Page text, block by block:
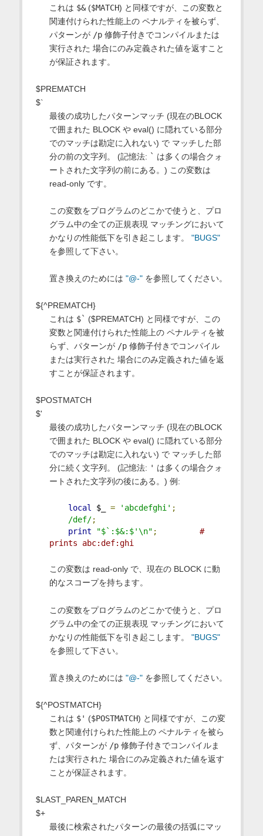
これは $&($MATCH) と同様ですが、この変数と
関連付けられた性能上の ペナルティを被らず、
パターンが /p修飾子付きでコンパイルまたは
実行された 場合にのみ定義された値を返すこと
が保証されます。
$PREMATCH
$`
最後の成功したパターンマッチ (現在のBLOCK
で囲まれた BLOCK や eval() に隠れている部分
でのマッチは勘定に入れない) で マッチした部
分の前の文字列。 (記憶法: ` は多くの場合クォ
ートされた文字列の前にある。) この変数は
read-only です。
この変数をプログラムのどこかで使うと、プロ
グラム中の全ての正規表現 マッチングにおいて
かなりの性能低下を引き起こします。 "BUGS"
を参照して下さい。
置き換えのためには "@-"を参照してください。
${^PREMATCH}
これは $` ($PREMATCH) と同様ですが、この
変数と関連付けられた性能上の ペナルティを被
らず、パターンが /p修飾子付きでコンパイル
または実行された 場合にのみ定義された値を返
すことが保証されます。
$POSTMATCH
$'
最後の成功したパターンマッチ (現在のBLOCK
で囲まれた BLOCK や eval() に隠れている部分
でのマッチは勘定に入れない) で マッチした部
分に続く文字列。 (記憶法: ' は多くの場合クォ
ートされた文字列の後にある。) 例:
local $_ = 'abcdefghi' ;
/def/;
print
"$`:$&:$'\n" ;
#
prints abc:def:ghi
この変数は read-only で、現在の BLOCK に動
的なスコープを持ちます。
この変数をプログラムのどこかで使うと、プロ
グラム中の全ての正規表現 マッチングにおいて
かなりの性能低下を引き起こします。 "BUGS"
を参照して下さい。
置き換えのためには "@-"を参照してください。
${^POSTMATCH}
これは $' ($POSTMATCH) と同様ですが、この変
数と関連付けられた性能上の ペナルティを被ら
ず、パターンが /p修飾子付きでコンパイルま
たは実行された 場合にのみ定義された値を返す
ことが保証されます。
$LAST_PAREN_MATCH
$+
最後に検索されたパターンの最後の括弧にマッ